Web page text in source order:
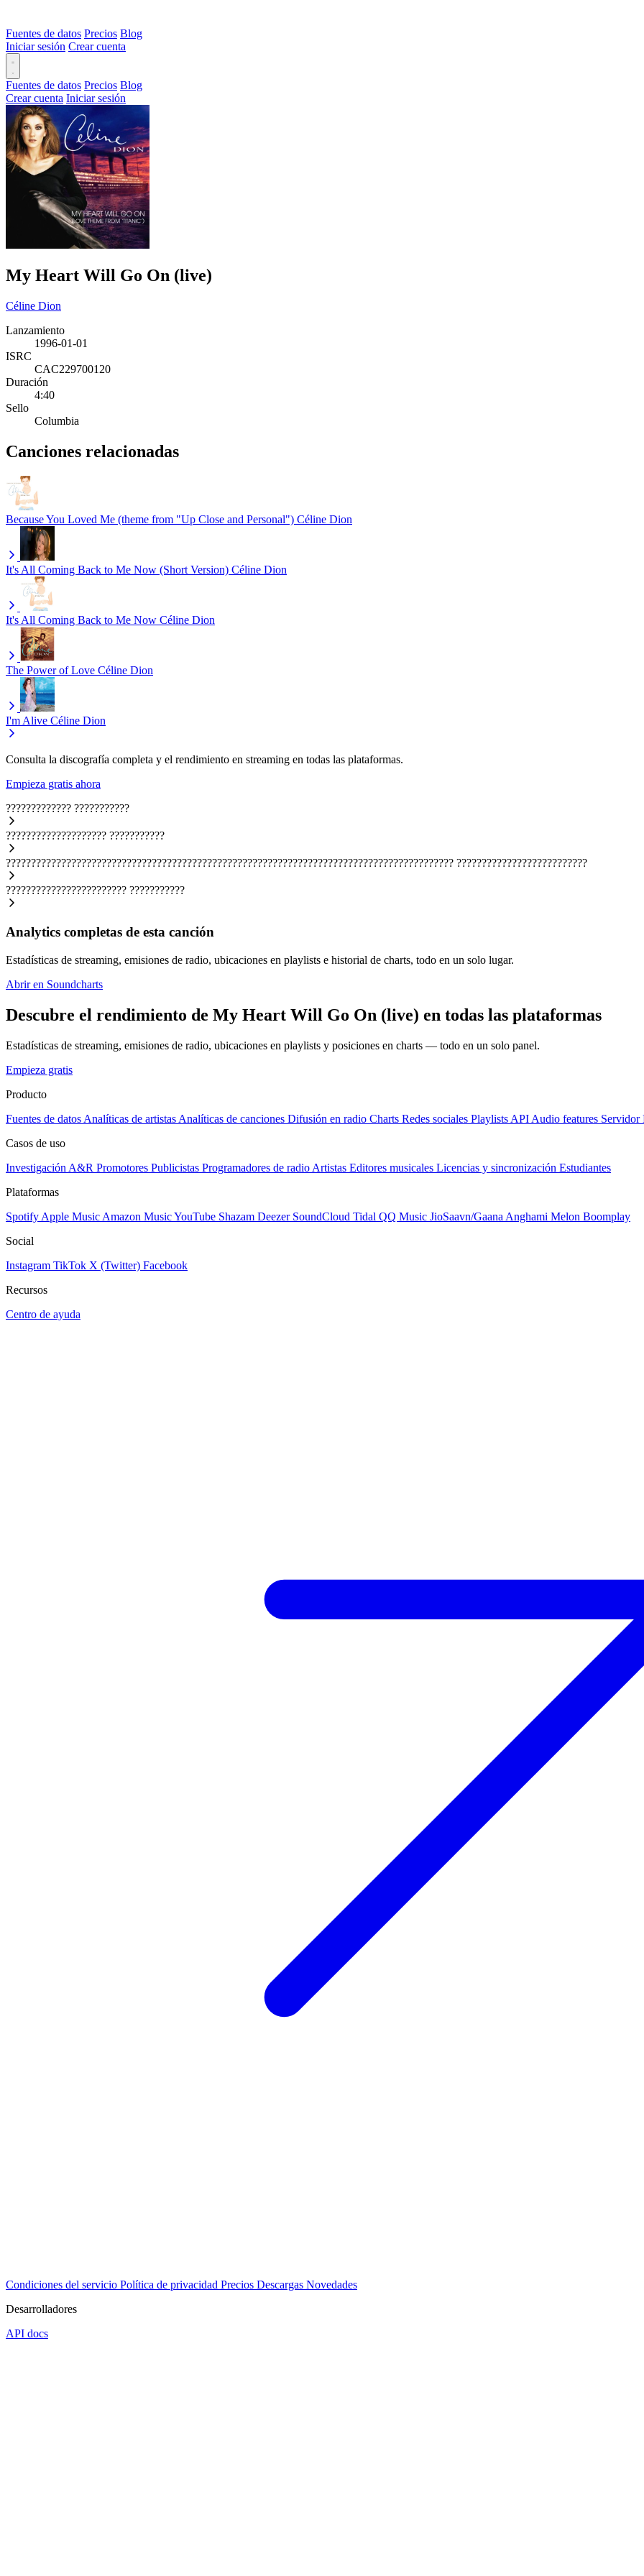
Fuentes de datos Precios Blog
Iniciar sesión Crear cuenta
Fuentes de datos Precios Blog
Crear cuenta Iniciar sesión
My Heart Will Go On (live)
Céline Dion
Lanzamiento
1996-01-01
ISRC
CAC229700120
Duración
4:40
Sello
Columbia
Canciones relacionadas
Because You Loved Me (theme from "Up Close and Personal") Céline Dion
It's All Coming Back to Me Now (Short Version) Céline Dion
It's All Coming Back to Me Now Céline Dion
The Power of Love Céline Dion
I'm Alive Céline Dion
Consulta la discografía completa y el rendimiento en streaming en todas las plataformas.
Empieza gratis ahora
????????????? ???????????
???????????????????? ???????????
????????????????????????????????????????????????????????????????????????????????????????? ??????????????????????????
???????????????????????? ???????????
Analytics completas de esta canción
Estadísticas de streaming, emisiones de radio, ubicaciones en playlists e historial de charts, todo en un solo lugar.
Abrir en Soundcharts
Descubre el rendimiento de My Heart Will Go On (live) en todas las plataformas
Estadísticas de streaming, emisiones de radio, ubicaciones en playlists y posiciones en charts — todo en un solo panel.
Empieza gratis
Producto
Fuentes de datos Analíticas de artistas Analíticas de canciones Difusión en radio Charts Redes sociales Playlists API Audio features Servidor
Casos de uso
Investigación A&R Promotores Publicistas Programadores de radio Artistas Editores musicales Licencias y sincronización Estudiantes
Plataformas
Spotify Apple Music Amazon MusicYouTube Shazam Deezer SoundCloud Tidal QQ Music JioSaavn/Gaana Anghami Melon Boomplay
Social
Instagram TikTok X (Twitter) Facebook
Recursos
Centro de ayuda
Condiciones del servicio Política de privacidad Precios Descargas Novedades
Desarrolladores
API docs